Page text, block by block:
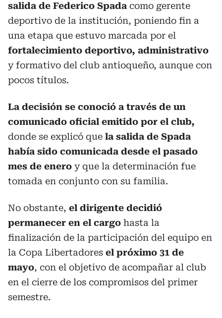
salida de Federico Spada como gerente
deportivo de la institución, poniendo fin a
una etapa que estuvo marcada por el
fortalecimiento deportivo, administrativo
y formativo del club antioqueño, aunque con
pocos títulos.
La decisión se conoció a través de un
comunicado oficial emitido por el club,
donde se explicó que la salida de Spada
había sido comunicada desde el pasado
mes de enero y que la determinación fue
tomada en conjunto con su familia.
No obstante, el dirigente decidió
permanecer en el cargo hasta la
finalización de la participación del equipo en
la Copa Libertadores el próximo 31 de
mayo, con el objetivo de acompañar al club
en el cierre de los compromisos del primer
semestre.